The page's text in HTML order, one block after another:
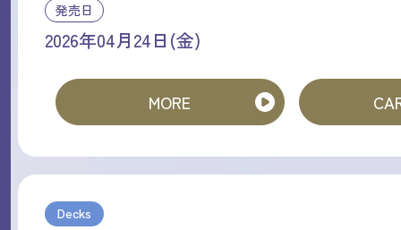
発売日
2026年04月24日(金)
MORE
Decks